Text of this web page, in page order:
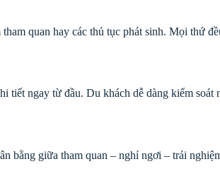
quan hay các thủ tục phát sinh. Mọi thứ
tiết ngay từ đầu. Du khách dễ dàng kiểm
bằng giữa tham quan – nghỉ ngơi – trải